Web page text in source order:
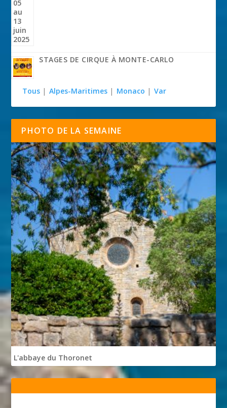
STAGES DE CIRQUE À MONTE-CARLO
Tous | Alpes-Maritimes | Monaco | Var
PHOTO DE LA SEMAINE
L'abbaye du Thoronet